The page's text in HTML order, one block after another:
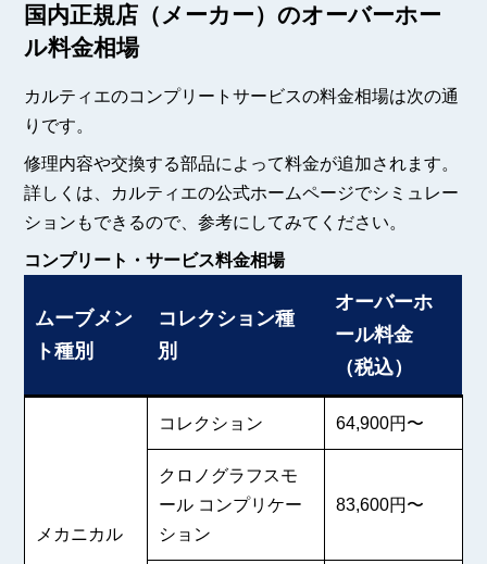
国内正規店（メーカー）のオーバーホー
ル料金相場
カルティエのコンプリートサービスの料金相場は次の通
りです。
修理内容や交換する部品によって料金が追加されます。
詳しくは、カルティエの公式ホームページでシミュレー
ションもできるので、参考にしてみてください。
コンプリート・サービス料金相場
ムーブメン
ト種別
コレクション種
別
オーバーホ
ール料金
（税込）
メカニカル
コレクション 64,900円〜
クロノグラフスモ
ール コンプリケー
ション
83,600円〜